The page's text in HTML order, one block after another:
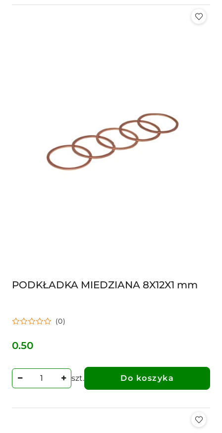
PODKŁADKA MIEDZIANA 8X12X1 mm
(0)
Cena:
0.50
szt. Do koszyka